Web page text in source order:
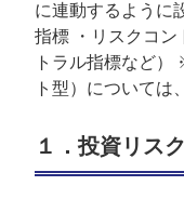
に連動するように
指標 ・リスクコン
トラル指標など
ト型）については
１．投資リスク